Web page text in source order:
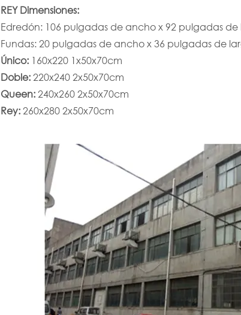
REY Dimensiones:
Edredón: 106 pulgadas de ancho x 92 pulgadas de
Fundas: 20 pulgadas de ancho x 36 pulgadas de
Único: 160x220 1x50x70cm
Doble: 220x240 2x50x70cm
Queen: 240x260 2x50x70cm
Rey: 260x280 2x50x70cm